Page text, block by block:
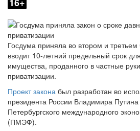
Госдума приняла во втором и третьем
вводит 10-летний предельный срок
имущества, проданного в частные
приватизации.
Проект закона был разработан во
президента России Владимира
Петербургского международного
(ПМЭФ).